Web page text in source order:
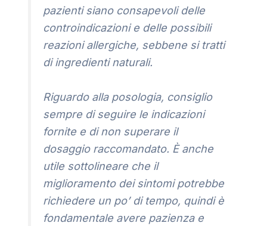
pazienti siano consapevoli delle
controindicazioni e delle possibili
reazioni allergiche, sebbene si tratti
di ingredienti naturali.
Riguardo alla posologia, consiglio
sempre di seguire le indicazioni
fornite e di non superare il
dosaggio raccomandato. È anche
utile sottolineare che il
miglioramento dei sintomi potrebbe
richiedere un po’ di tempo, quindi è
fondamentale avere pazienza e